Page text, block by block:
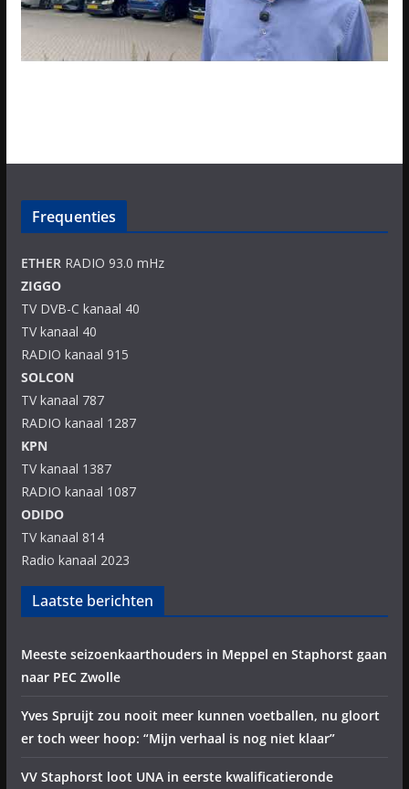
Frequenties
ETHERRADIO 93.0 mHz
ZIGGO
TV DVB-C kanaal 40
TV kanaal 40
RADIO kanaal 915
SOLCON
TV kanaal 787
RADIO kanaal 1287
KPN
TV kanaal 1387
RADIO kanaal 1087
ODIDO
TV kanaal 814
Radio kanaal 2023
Laatste berichten
Meeste seizoenkaarthouders in Meppel en Staphorst gaan
naar PEC Zwolle
Yves Spruijt zou nooit meer kunnen voetballen, nu gloort
er toch weer hoop: “Mijn verhaal is nog niet klaar”
VV Staphorst loot UNA in eerste kwalificatieronde